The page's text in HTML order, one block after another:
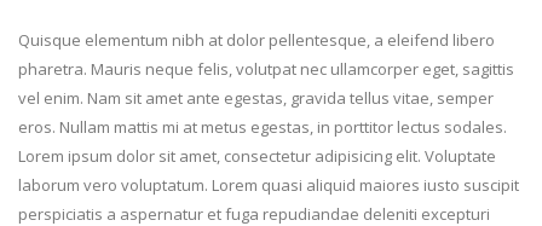
Quisque elementum nibh at dolor pellentesque, a eleifend libero
pharetra. Mauris neque felis, volutpat nec ullamcorper eget, sagittis
vel enim. Nam sit amet ante egestas, gravida tellus vitae, semper
eros. Nullam mattis mi at metus egestas, in porttitor lectus sodales.
Lorem ipsum dolor sit amet, consectetur adipisicing elit. Voluptate
laborum vero voluptatum. Lorem quasi aliquid maiores iusto suscipit
perspiciatis a aspernatur et fuga repudiandae deleniti excepturi